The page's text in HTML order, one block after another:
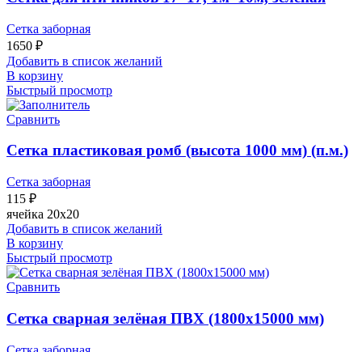
Сетка заборная
1650 ₽
Добавить в список желаний
В корзину
Быстрый просмотр
Сравнить
Сетка пластиковая ромб (высота 1000 мм) (п.м.)
Сетка заборная
115 ₽
ячейка 20х20
Добавить в список желаний
В корзину
Быстрый просмотр
Сравнить
Сетка сварная зелёная ПВХ (1800х15000 мм)